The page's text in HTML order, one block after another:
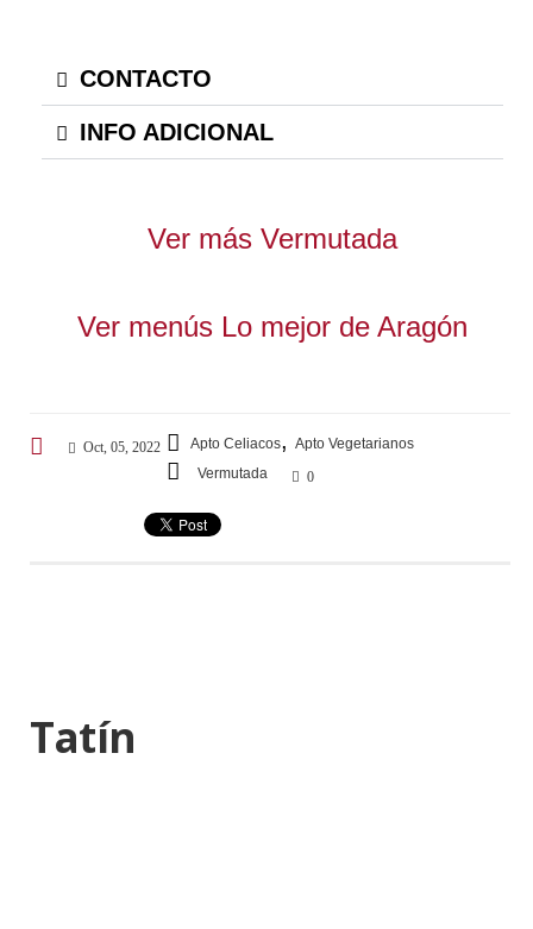
CONTACTO
INFO ADICIONAL
Ver más Vermutada
Ver menús Lo mejor de Aragón
Oct, 05, 2022 Apto Celiacos, Apto Vegetarianos
Vermutada
0
Tatín